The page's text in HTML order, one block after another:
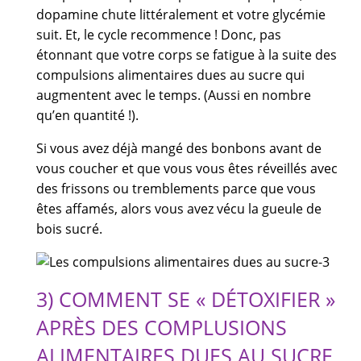
dopamine chute littéralement et votre glycémie
suit. Et, le cycle recommence ! Donc, pas
étonnant que votre corps se fatigue à la suite des
compulsions alimentaires dues au sucre qui
augmentent avec le temps. (Aussi en nombre
qu’en quantité !).
Si vous avez déjà mangé des bonbons avant de
vous coucher et que vous vous êtes réveillés avec
des frissons ou tremblements parce que vous
êtes affamés, alors vous avez vécu la gueule de
bois sucré.
3) COMMENT SE « DÉTOXIFIER »
APRÈS DES COMPLUSIONS
ALIMENTAIRES DUES AU SUCRE